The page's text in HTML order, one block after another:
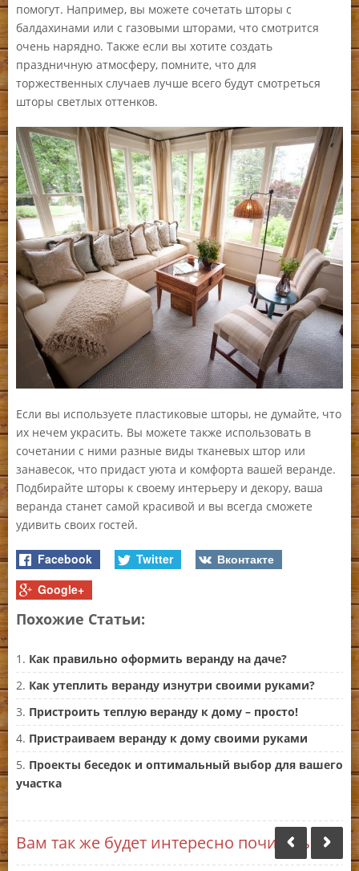
помогут. Например, вы можете сочетать шторы с
балдахинами или с газовыми шторами, что смотрится
очень нарядно. Также если вы хотите создать
праздничную атмосферу, помните, что для
торжественных случаев лучше всего будут смотреться
шторы светлых оттенков.
Если вы используете пластиковые шторы, не думайте, что
их нечем украсить. Вы можете также использовать в
сочетании с ними разные виды тканевых штор или
занавесок, что придаст уюта и комфорта вашей веранде.
Подбирайте шторы к своему интерьеру и декору, ваша
веранда станет самой красивой и вы всегда сможете
удивить своих гостей.
Facebook Twitter
Вконтакте
Google+
Похожие Статьи:
Как правильно оформить веранду на даче?
Как утеплить веранду изнутри своими руками?
Пристроить теплую веранду к дому – просто!
Пристраиваем веранду к дому своими руками
Проекты беседок и оптимальный выбор для вашего
участка
Вам так же будет интересно почитать: